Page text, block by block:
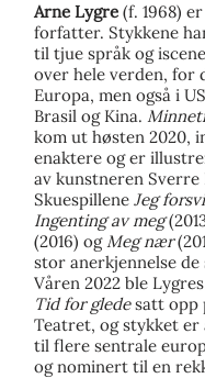
Arne Lygre (f. 1968)
forfatter. Stykkene
til tjue språk og
over hele verden, for
Europa, men også i
Brasil og Kina.
kom ut høsten 2020,
enaktere og er
av kunstneren
Skuespillene Jeg
Ingenting av meg
(2016) ogMeg nær
stor anerkjennelse de
Våren 2022 ble
Tid for gledesatt opp
Teatret, og stykket er
til flere sentrale
og nominert til en